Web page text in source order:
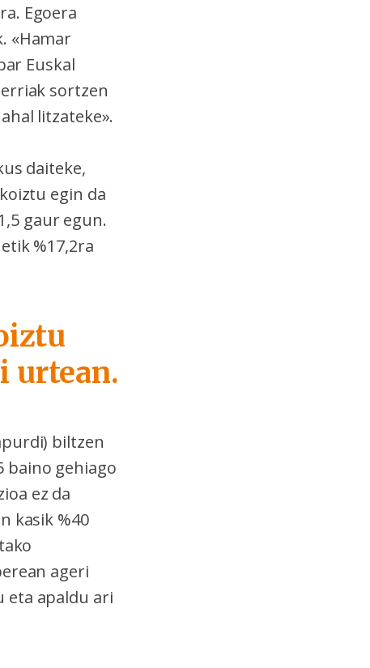
Egoera
«Hamar
Euskal
sortzen
litzateke».
daiteke,
egin da
gaur egun.
%17,2ra
urtean.
biltzen
baino gehiago
ez da
kasik %40
ageri
eta apaldu ari